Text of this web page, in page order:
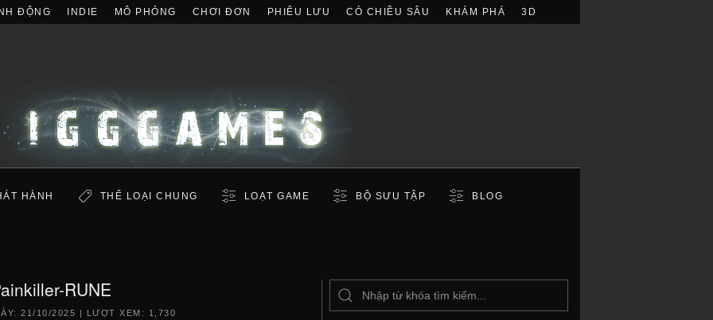
ĐỘNG INDIE MÔ PHỎNG CHƠI ĐƠN PHIÊU LƯU CÓ CHIỀU SÂU KHÁM PHÁ 3D
HÀNH THỂ LOẠI CHUNG LOẠT GAME BỘ SƯU TẬP BLOG
RUNE
21/10/2025 | LƯỢT XEM: 1,730